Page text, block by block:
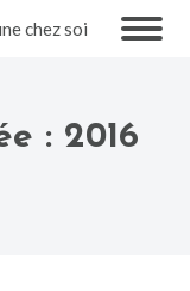
chez soi
: 2016